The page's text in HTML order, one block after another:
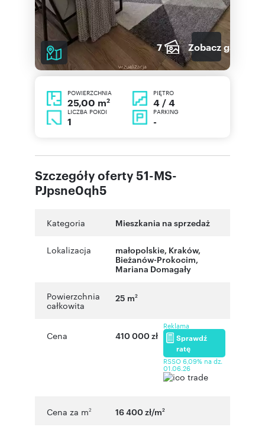
7 Zobacz galerię
POWIERZCHNIA
25,00 m2
PIĘTRO
4 / 4
LICZBA POKOI
1
PARKING
-
Szczegóły oferty 51-MS-
PJpsne0qh5
Kategoria Mieszkania na sprzedaż
Lokalizacja małopolskie, Kraków,
Bieżanów-Prokocim,
Mariana Domagały
Powierzchnia
całkowita
25 m2
Cena 410 000 zł
Reklama
Sprawdź
ratę
RSSO 6,09% na dz.
01.06.26
Cena za m2 16 400 zł/m2